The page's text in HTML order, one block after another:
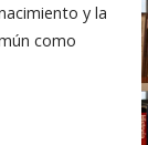
y la
como